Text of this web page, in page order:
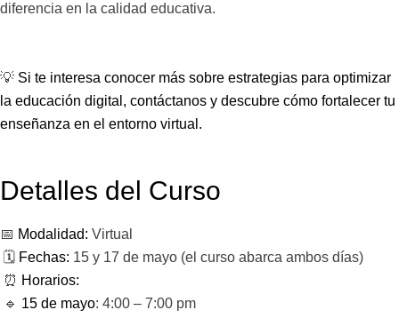
diferencia en la calidad educativa.
💡 Si te interesa conocer más sobre estrategias para optimizar
la educación digital, contáctanos y descubre cómo fortalecer tu
enseñanza en el entorno virtual.
Detalles del Curso
📅 Modalidad: Virtual
🗓 Fechas: 15 y 17 de mayo (el curso abarca ambos días)
⏰ Horarios:
🔹 15 de mayo: 4:00 – 7:00 pm